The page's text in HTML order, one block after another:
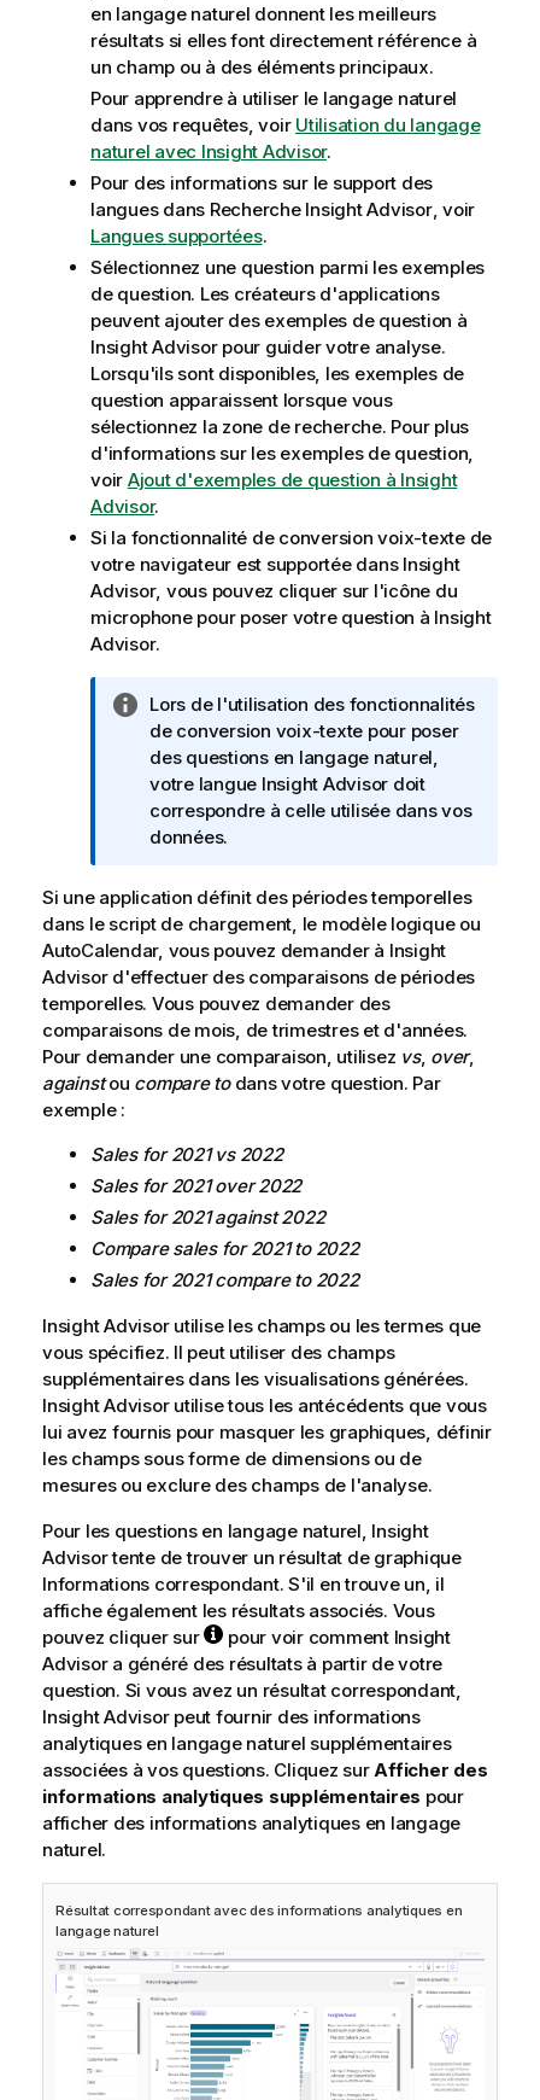
en langage naturel donnent les meilleurs
résultats si elles font directement référence à
un champ ou à des éléments principaux.
Pour apprendre à utiliser le langage naturel
dans vos requêtes, voir Utilisation du langage
naturel avec Insight Advisor.
Pour des informations sur le support des
langues dans Recherche Insight Advisor, voir
Langues supportées.
Sélectionnez une question parmi les exemples
de question. Les créateurs d'applications
peuvent ajouter des exemples de question à
Insight Advisorpour guider votre analyse.
Lorsqu'ils sont disponibles, les exemples de
question apparaissent lorsque vous
sélectionnez la zone de recherche. Pour plus
d'informations sur les exemples de question,
voir Ajout d'exemples de question à Insight
Advisor.
Si la fonctionnalité de conversion voix-texte de
votre navigateur est supportée dans Insight
Advisor, vous pouvez cliquer sur l'icône du
microphone pour poser votre question à Insight
Advisor.
N
o
t
e
I
n
o
r
m
a
t
i
o
n
Lors de l'utilisation des fonctionnalités
de conversion voix-texte pour poser
des questions en langage naturel,
votre langue Insight Advisor doit
correspondre à celle utilisée dans vos
données.
Si une application définit des périodes temporelles
dans le script de chargement , le modèle logique ou
AutoCalendar, vous pouvez demander à Insight
Advisord'effectuer des comparaisons de périodes
temporelles. Vous pouvez demander des
comparaisons de mois, de trimestres et d'années.
Pour demander une comparaison, utilisez vs, over,
againstou compare todans votre question. Par
exemple :
Sales for 2021 vs 2022
Sales for 2021 over 2022
Sales for 2021 against 2022
Compare sales for 2021 to 2022
Sales for 2021 compare to 2022
Insight Advisorutilise les champs ou les termes que
vous spécifiez. Il peut utiliser des champs
supplémentaires dans les visualisations générées.
Insight Advisorutilise tous les antécédents que vous
lui avez fournis pour masquer les graphiques, définir
les champs sous forme de dimensions ou de
mesures ou exclure des champs de l'analyse.
Pour les questions en langage naturel, Insight
Advisortente de trouver un résultat de graphique
Informations correspondant. S'il en trouve un, il
affiche également les résultats associés. Vous
pouvez cliquer sur
pour voir comment Insight
Advisora généré des résultats à partir de votre
question. Si vous avez un résultat correspondant,
Insight Advisorpeut fournir des informations
analytiques en langage naturel supplémentaires
associées à vos questions. Cliquez surAfficher des
informations analytiques supplémentaires pour
afficher des informations analytiques en langage
naturel.
Résultat correspondant avec des informations analytiques en
langage naturel